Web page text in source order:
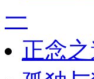
一
正念